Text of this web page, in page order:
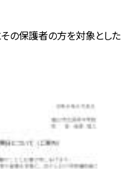
その保護者の方を対象とした